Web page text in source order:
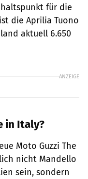
für die
die Aprilia Tuono
aktuell 6.650
ANZEIGE
in Italy?
Moto Guzzi The
nicht Mandello
sein, sondern